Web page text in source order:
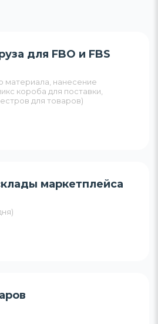
для FBO и FBS
материала, нанесение
короба для поставки,
для товаров)
маркетплейса